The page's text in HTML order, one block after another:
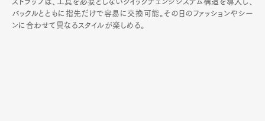
バックルとともに指先だけで容易に交換可能。その日のファッションやシー
ンに合わせて異なるスタイルが楽しめる。